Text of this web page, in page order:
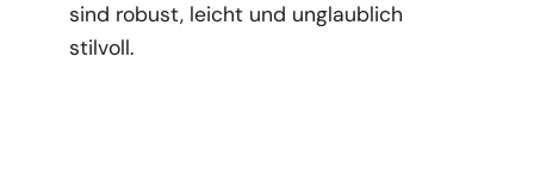
sind robust, leicht und unglaublich
stilvoll.